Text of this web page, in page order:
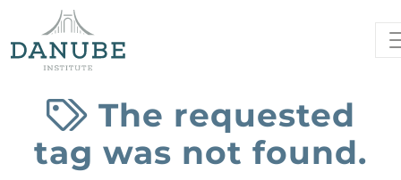
The requested
tag was not found.